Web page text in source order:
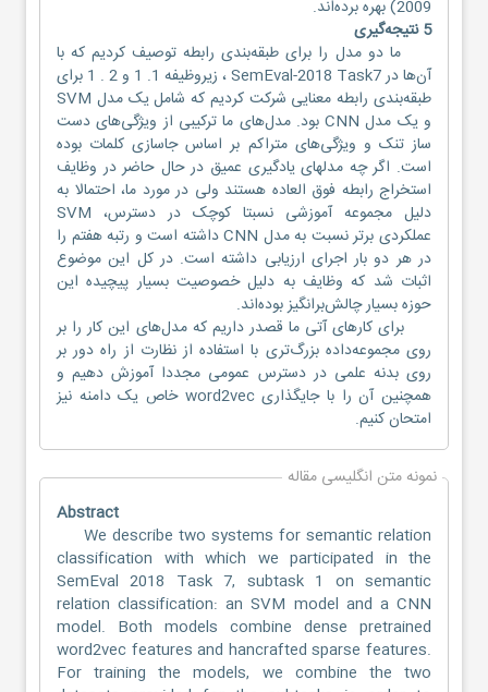
2009) بهره‌ برده‌اند.
5 نتیجه‌گیری
ما دو مدل را برای طبقه‌بندی رابطه توصیف کردیم که با
آن‌ها در SemEval-2018 Task7 ، زیروظیفه 1. 1 و 2 . 1 برای
طبقه‌بندی رابطه معنایی شرکت کردیم که شامل یک مدل SVM
و یک مدل CNN بود. مدل‌های ما ترکیبی از ویژگی‌های دست
ساز تنک و ویژگی‌های متراکم بر اساس جاسازی کلمات بوده
است. اگر چه مدلهای یادگیری عمیق در حال حاضر در وظایف
استخراج رابطه فوق العاده هستند ولی در مورد ما، احتمالا به
دلیل مجموعه‌‌ آموزشی نسبتا کوچک در دسترس، SVM
عملکردی برتر نسبت به مدل CNN داشته است و رتبه هفتم را
در هر دو بار اجرای ارزیابی داشته است. در کل این موضوع
اثبات شد که وظایف به دلیل خصوصیت بسیار پیچیده این
حوزه بسیار چالش‌برانگیز بوده‌اند.
برای کارهای آتی ما قصدر داریم که مدل‌های این کار را بر
روی مجموعه‌داده بزرگ‌تری با استفاده از نظارت از راه دور بر
روی بدنه علمی در دسترس عمومی مجددا آموزش دهیم و
همچنین آن را با جایگذاری word2vec خاص یک دامنه نیز
امتحان کنیم.
نمونه متن انگلیسی مقاله
Abstract
We describe two systems for semantic relation
classification with which we participated in the
SemEval 2018 Task 7, subtask 1 on semantic
relation classification: an SVM model and a CNN
model. Both models combine dense pretrained
word2vec features and hancrafted sparse features.
For training the models, we combine the two